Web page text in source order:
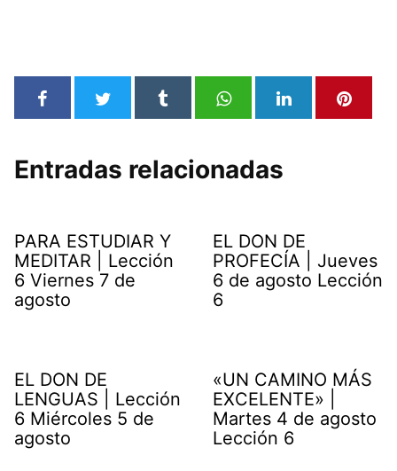
Entradas relacionadas
PARA ESTUDIAR Y
MEDITAR | Lección
6 Viernes 7 de
agosto
EL DON DE
PROFECÍA | Jueves
6 de agosto Lección
6
EL DON DE
LENGUAS | Lección
6 Miércoles 5 de
agosto
«UN CAMINO MÁS
EXCELENTE» |
Martes 4 de agosto
Lección 6